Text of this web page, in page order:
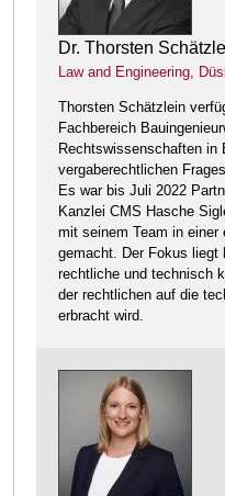
Dr. Thorsten
Law and Engineering,
Thorsten Schätzlein
Fachbereich
Rechtswissenschaften in
vergaberechtlichen
Es war bis Juli 2022
Kanzlei CMS Hasche
mit seinem Team in einer
gemacht. Der Fokus liegt
rechtliche und technisch
der rechtlichen auf die
erbracht wird.